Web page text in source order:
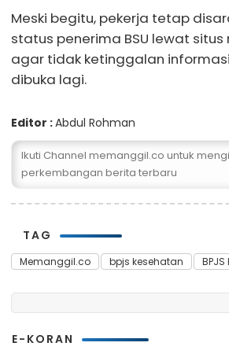
Meski begitu, pekerja tetap
status penerima BSU lewat situs
agar tidak ketinggalan
dibuka lagi.
Editor :Abdul Rohman
Ikuti Channel memanggil.co untuk
perkembangan berita terbaru
TAG
Memanggil.co bpjs kesehatan
E-KORAN